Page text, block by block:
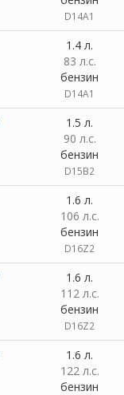
D14A1
1.4 л.
83 л.с.
бензин
D14A1
1.5 л.
90 л.с.
бензин
D15B2
1.6 л.
106 л.с.
бензин
D16Z2
1.6 л.
112 л.с.
бензин
D16Z2
1.6 л.
122 л.с.
бензин